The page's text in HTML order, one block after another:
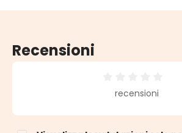
Recensioni
Valutazione media di 0 su 5 stelle
recensioni